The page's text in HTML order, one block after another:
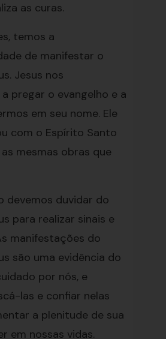
as curas.
temos a
de manifestar o
Jesus nos
pregar o evangelho e a
em seu nome. Ele
com o Espírito Santo
mesmas obras que
devemos duvidar do
para realizar sinais e
manifestações do
são uma evidência do
por nós, e
las e confiar nelas
a plenitude de sua
em nossas vidas.